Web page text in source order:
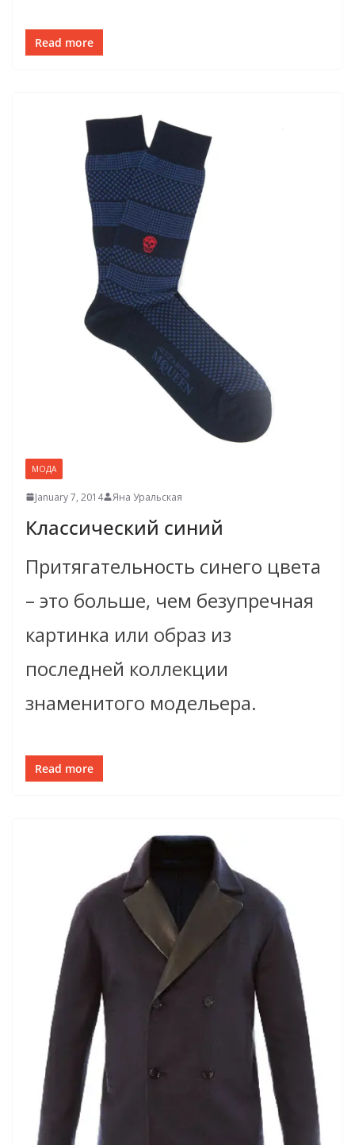
Read more
МОДА
January 7, 2014 Яна Уральская
Классический синий
Притягательность синего цвета
– это больше, чем безупречная
картинка или образ из
последней коллекции
знаменитого модельера.
Read more